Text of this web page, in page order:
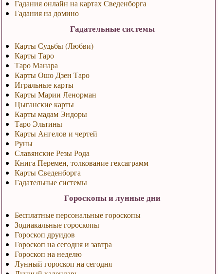
Гадания онлайн на картах Сведенборга
Гадания на домино
Гадательные системы
Карты Судьбы (Любви)
Карты Таро
Таро Манара
Карты Ошо Дзен Таро
Игральные карты
Карты Марии Ленорман
Цыганские карты
Карты мадам Эндоры
Таро Эльтины
Карты Ангелов и чертей
Руны
Славянские Резы Рода
Книга Перемен, толкование гексаграмм
Карты Сведенборга
Гадательные системы
Гороскопы и лунные дни
Бесплатные персональные гороскопы
Зодиакальные гороскопы
Гороскоп друидов
Гороскоп на сегодня и завтра
Гороскоп на неделю
Лунный гороскоп на сегодня